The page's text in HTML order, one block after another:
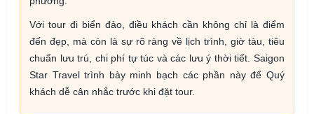
Với tour đi biển đảo, điều khách cần không chỉ là điểm
đến đẹp, mà còn là sự rõ ràng về lịch trình, giờ tàu, tiêu
chuẩn lưu trú, chi phí tự túc và các lưu ý thời tiết. Saigon
Star Travel trình bày minh bạch các phần này để Quý
khách dễ cân nhắc trước khi đặt tour.